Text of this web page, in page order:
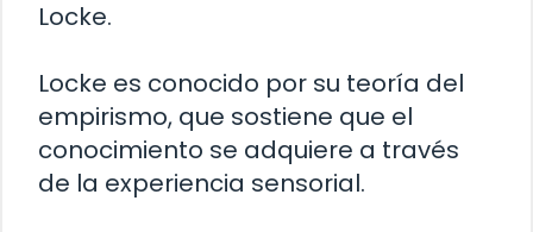
Locke.
Locke es conocido por su teoría del
empirismo, que sostiene que el
conocimiento se adquiere a través
de la experiencia sensorial.